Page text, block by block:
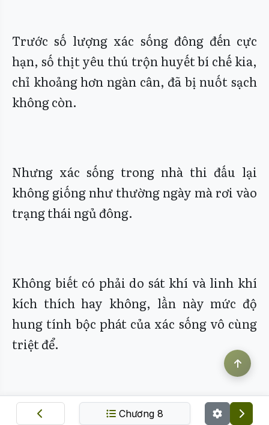
Trước số lượng xác sống đông đến cực
hạn, số thịt yêu thú trộn huyết bí chế kia,
chỉ khoảng hơn ngàn cân, đã bị nuốt sạch
không còn.
Nhưng xác sống trong nhà thi đấu lại
không giống như thường ngày mà rơi vào
trạng thái ngủ đông.
Không biết có phải do sát khí và linh khí
kích thích hay không, lần này mức độ
hung tính bộc phát của xác sống vô cùng
triệt để.
Rất nhanh, chúng bắt đầu nuốt chửng lẫn
Chương 8